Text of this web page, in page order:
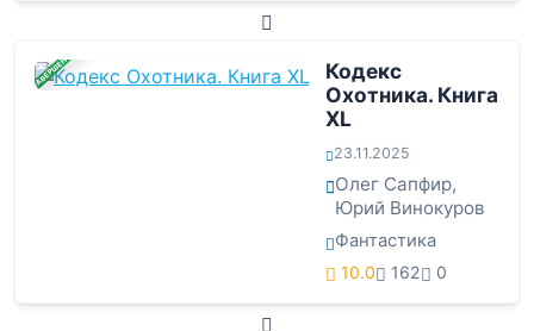
ЗАВЕРШЕНА
Кодекс
Охотника. Книга
XL
23.11.2025
Олег Сапфир,
Юрий Винокуров
Фантастика
10.0 162 0